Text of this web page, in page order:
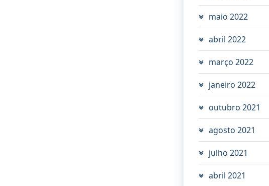
maio 2022
abril 2022
março 2022
janeiro 2022
outubro 2021
agosto 2021
julho 2021
abril 2021